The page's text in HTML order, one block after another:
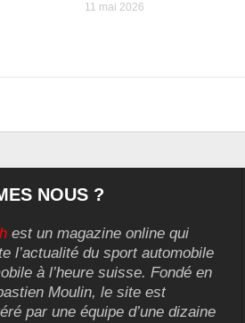
11 mai 2026
NOUS ?
est un magazine online qui
l’actualité du sport automobile
à l’heure suisse. Fondé en
Moulin, le site est
par une équipe d’une dizaine